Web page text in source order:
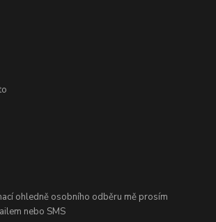
ohledně osobního odběru mě prosím
nebo SMS